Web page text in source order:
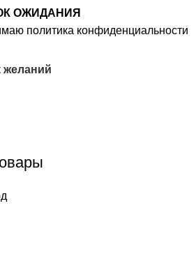
ОЖИДАНИЯ
политика конфиденциальности
желаний